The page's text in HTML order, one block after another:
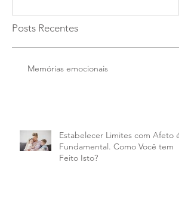
Posts Recentes
Memórias emocionais
Estabelecer Limites com Afeto é
Fundamental. Como Você tem
Feito Isto?